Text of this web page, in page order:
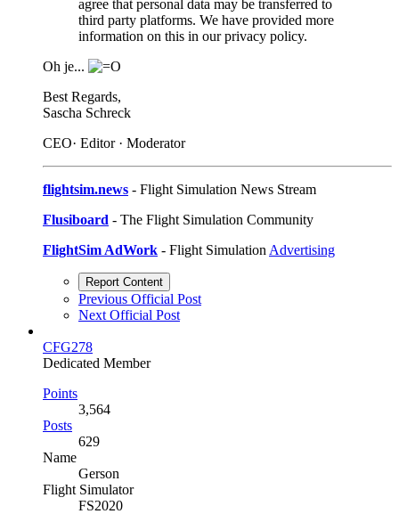
agree that personal data may be transferred to
third party platforms. We have provided more
information on this in our privacy policy.
Oh je...
Best Regards,
Sascha Schreck
CEO· Editor · Moderator
flightsim.news - Flight Simulation News Stream
Flusiboard - The Flight Simulation Community
FlightSim AdWork - Flight Simulation Advertising
Report Content
Previous Official Post
Next Official Post
CFG278
Dedicated Member
Points
3,564
Posts
629
Name
Gerson
Flight Simulator
FS2020